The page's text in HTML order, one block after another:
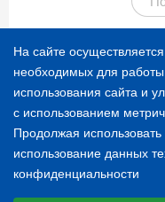
© 1996-2026
На сайте
необходимых для
использования сайта и
с использованием
Продолжая использовать
использование данных
конфиденциальности